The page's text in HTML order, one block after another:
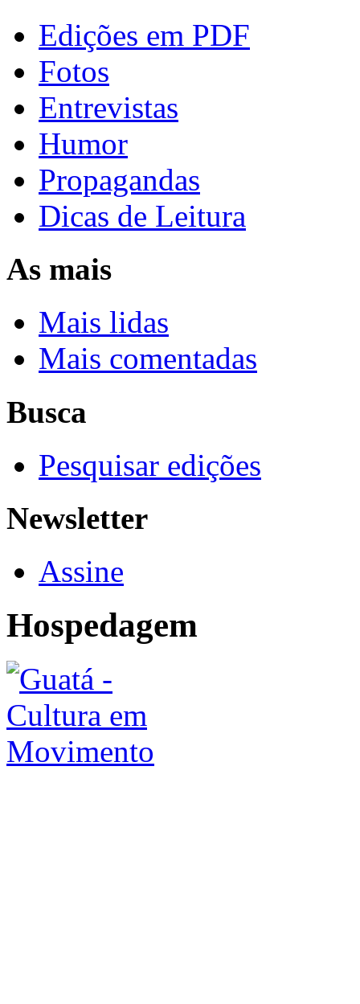
Edições em PDF
Fotos
Entrevistas
Humor
Propagandas
Dicas de Leitura
As mais
Mais lidas
Mais comentadas
Busca
Pesquisar edições
Newsletter
Assine
Hospedagem